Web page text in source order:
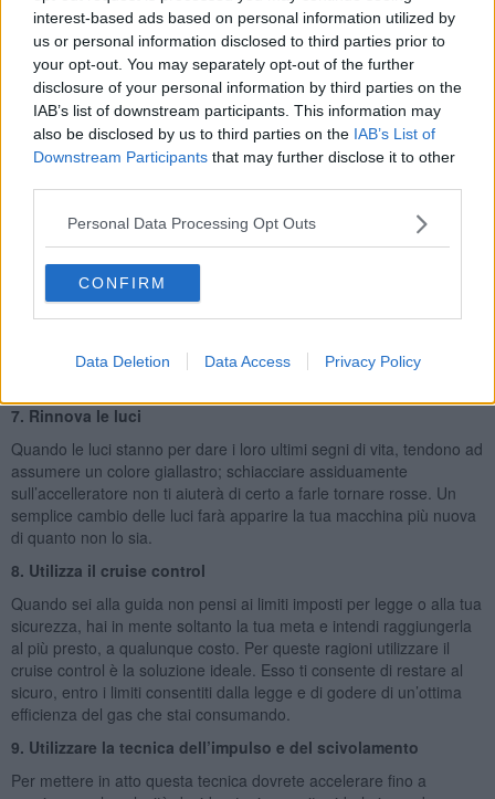
interest-based ads based on personal information utilized by
us or personal information disclosed to third parties prior to
your opt-out. You may separately opt-out of the further
disclosure of your personal information by third parties on the
IAB’s list of downstream participants. This information may
also be disclosed by us to third parties on the IAB’s List of
Downstream Participants that may further disclose it to other
Personal Data Processing Opt Outs
CONFIRM
Data Deletion Data Access Privacy Policy
come un altro. Ogni motore è stato pensato appositamente per
lavorare al meglio con uno specifico tipo di olio. Ad esempio,
utilizzando un olio troppo pesante per il vostro motore, potreste
danneggiarlo seriamente in quanto lavorerebbe più duramente del
previsto consumando maggior carburante.
5. Controllare la chiusura del gas
Se la tua macchina è vecchia devi fare questo controllo a maggior
chiusura è abbastanza semplice per la maggior parte delle
machine, chiedi maggiori consigli al tuo meccanico di fiducia.
6. Assicurati di rispettare sempre i limiti della strada
La maggior parte delle macchine consuma il carburante in modo
lentamente avrà subito un effetto positivo sul tuo consume di
7. Rinnova le luci
Quando le luci stanno per dare i loro ultimi segni di vita, tendono ad
assumere un colore giallastro; schiacciare assiduamente
sull’accelleratore non ti aiuterà di certo a farle tornare rosse. Un
semplice cambio delle luci farà apparire la tua macchina più nuova
di quanto non lo sia.
8. Utilizza il cruise control
Quando sei alla guida non pensi ai limiti imposti per legge o alla tua
sicurezza, hai in mente soltanto la tua meta e intendi raggiungerla
al più presto, a qualunque costo. Per queste ragioni utilizzare il
cruise control è la soluzione ideale. Esso ti consente di restare al
sicuro, entro i limiti consentiti dalla legge e di godere di un’ottima
efficienza del gas che stai consumando.
9. Utilizzare la tecnica dell’impulso e del scivolamento
Per mettere in atto questa tecnica dovrete accelerare fino a